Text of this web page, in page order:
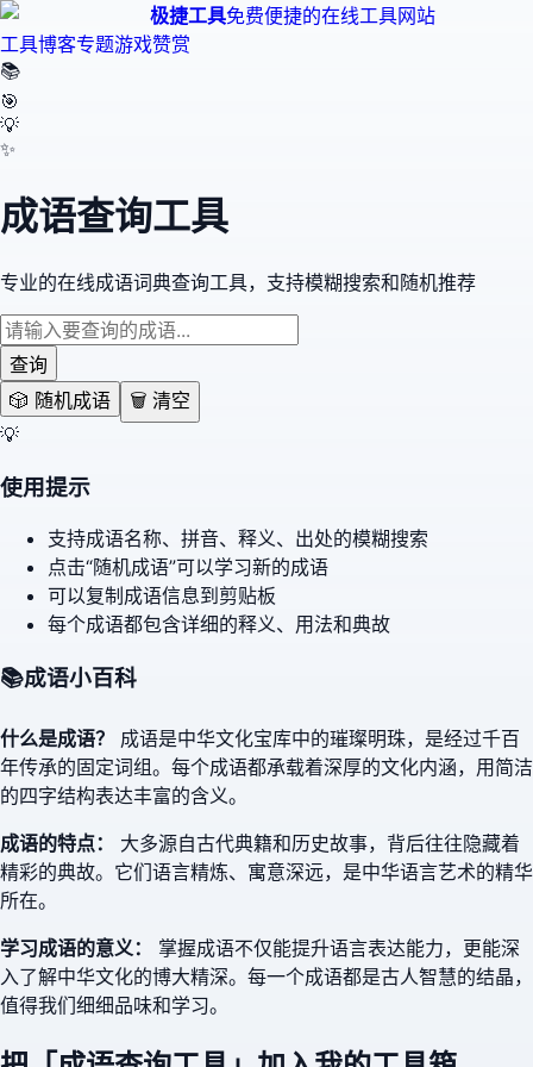
极捷工具免费便捷的在线工具网站
工具博客专题游戏赞赏
📚
🎯
💡
✨
成语查询工具
专业的在线成语词典查询工具，支持模糊搜索和随机推荐
查询
🎲 随机成语
🗑️ 清空
💡
使用提示
支持成语名称、拼音、释义、出处的模糊搜索
点击“随机成语”可以学习新的成语
可以复制成语信息到剪贴板
每个成语都包含详细的释义、用法和典故
📚成语小百科
什么是成语？
成语是中华文化宝库中的璀璨明珠，是经过千百
年传承的固定词组。每个成语都承载着深厚的文化内涵，用简洁
的四字结构表达丰富的含义。
成语的特点：
大多源自古代典籍和历史故事，背后往往隐藏着
精彩的典故。它们语言精炼、寓意深远，是中华语言艺术的精华
所在。
学习成语的意义：
掌握成语不仅能提升语言表达能力，更能深
入了解中华文化的博大精深。每一个成语都是古人智慧的结晶，
值得我们细细品味和学习。